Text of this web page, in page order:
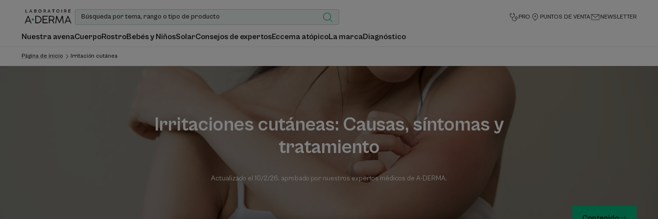
PRO PUNTOS DE VENTA NEWSLETTER
Nuestra avenaCuerpoRostroBebés y NiñosSolarConsejos de expertosEccema atópicoLa marcaDiagnóstico
Página de inicio Irritación cutánea
Irritaciones cutáneas: Causas, síntomas y
tratamiento
Actualizado el 10/2/26, aprobado por nuestros expertos médicos de A-DERMA.